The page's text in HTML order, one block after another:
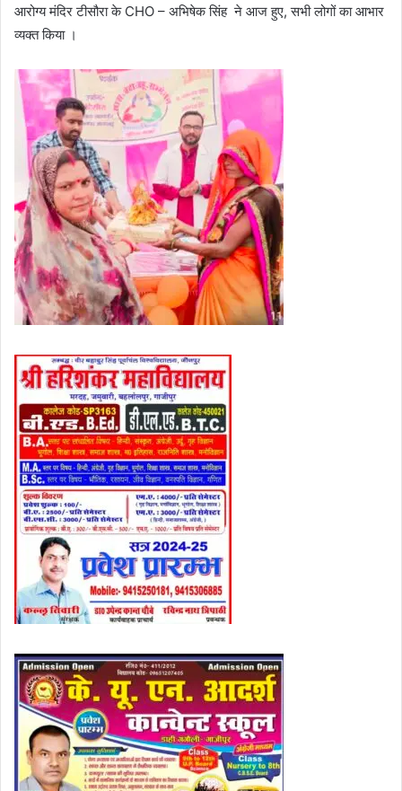
आरोग्य मंदिर टीसौरा के CHO – अभिषेक सिंह ने आज हुए, सभी लोगों का आभार
व्यक्त किया ।